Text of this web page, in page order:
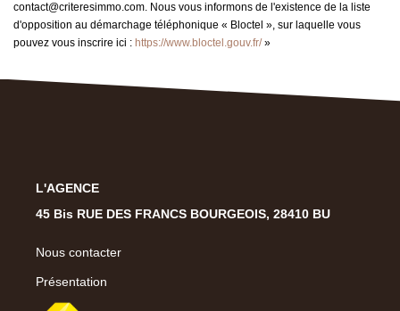
contact@criteresimmo.com. Nous vous informons de l'existence de la liste
d'opposition au démarchage téléphonique « Bloctel », sur laquelle vous
pouvez vous inscrire ici : https://www.bloctel.gouv.fr/»
L'AGENCE
45 Bis RUE DES FRANCS BOURGEOIS, 28410 BU
Nous contacter
Présentation